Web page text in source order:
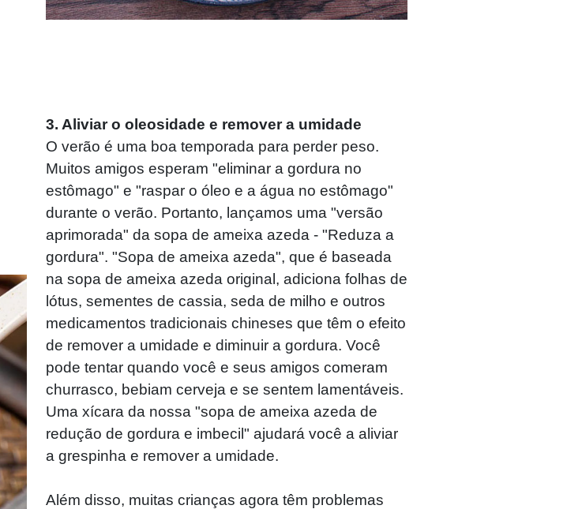
3. Aliviar o oleosidade e remover a umidade
O verão é uma boa temporada para perder peso.
Muitos amigos esperam "eliminar a gordura no
estômago" e "raspar o óleo e a água no estômago"
durante o verão. Portanto, lançamos uma "versão
aprimorada" da sopa de ameixa azeda - "Reduza a
gordura". "Sopa de ameixa azeda", que é baseada
na sopa de ameixa azeda original, adiciona folhas de
lótus, sementes de cassia, seda de milho e outros
medicamentos tradicionais chineses que têm o efeito
de remover a umidade e diminuir a gordura. Você
pode tentar quando você e seus amigos comeram
churrasco, bebiam cerveja e se sentem lamentáveis.
Uma xícara da nossa "sopa de ameixa azeda de
redução de gordura e imbecil" ajudará você a aliviar
a grespinha e remover a umidade.
Além disso, muitas crianças agora têm problemas